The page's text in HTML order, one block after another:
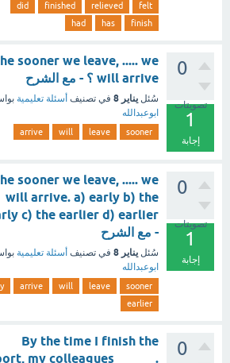
felt
relieved
finished
did
finish
has
had
0
تصويتات
1
إجابة
sooner we leave, ..... we
will arrive ؟ - مع الشرح
سُئل يناير 8 في تصنيف أسئلة تعليمية
ابوعبدالله
sooner
leave
will
arrive
0
تصويتات
1
إجابة
sooner we leave, ..... we
will arrive. a) early b) the
- مع الشرح
سُئل يناير 8 في تصنيف أسئلة تعليمية
ابوعبدالله
sooner
leave
will
arrive
earlier
0
By the time I finish the
my colleagues ______.